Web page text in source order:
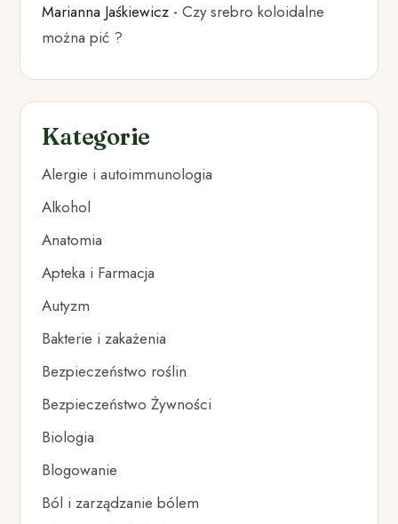
Marianna Jaśkiewicz -Czy srebro koloidalne
można pić ?
Kategorie
Alergie i autoimmunologia
Alkohol
Anatomia
Apteka i Farmacja
Autyzm
Bakterie i zakażenia
Bezpieczeństwo roślin
Bezpieczeństwo Żywności
Biologia
Blogowanie
Ból i zarządzanie bólem